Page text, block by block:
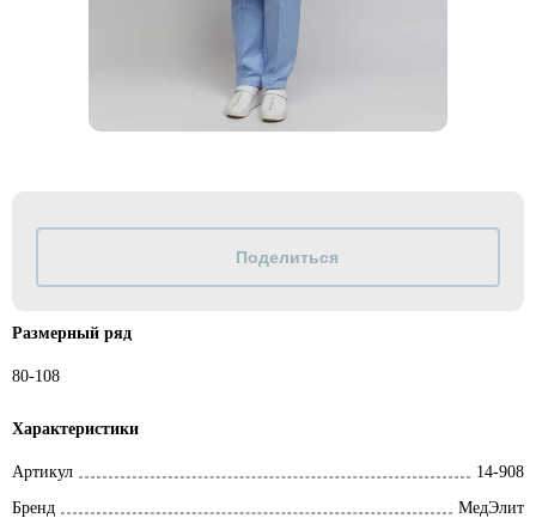
Размерный ряд
80-108
Характеристики
Артикул
14-908
Бренд
МедЭлит